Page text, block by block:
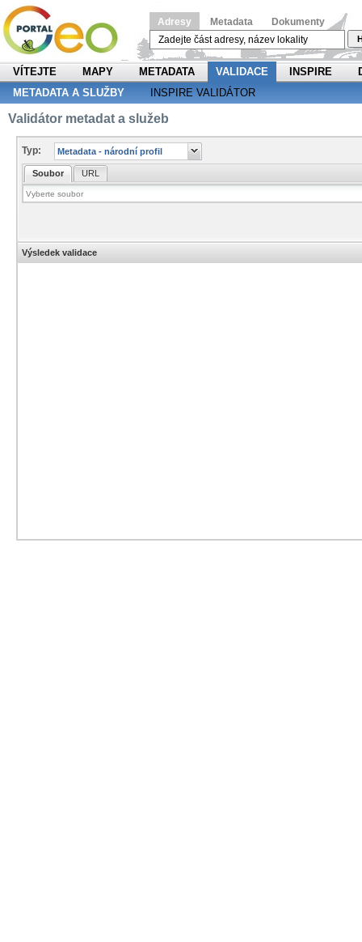
Adresy Metadata Dokumenty
VÍTEJTE MAPY METADATA VALIDACE INSPIRE
METADATA A SLUŽBY
INSPIRE VALIDÁTOR
Validátor metadat a služeb
Typ:
Soubor URL
Výsledek validace